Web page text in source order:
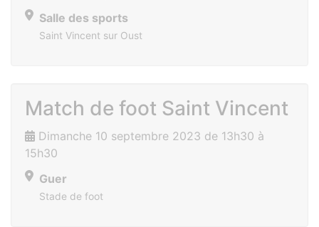
Salle des sports
Saint Vincent sur Oust
Match de foot Saint Vincent
Dimanche 10 septembre 2023 de 13h30 à
15h30
Guer
Stade de foot